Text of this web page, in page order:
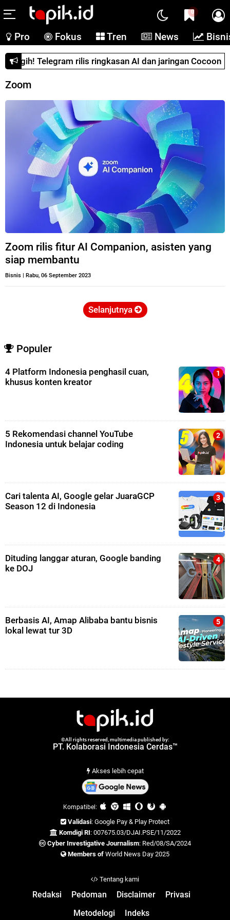
0
Pro Fokus Tren News
Canggih! Telegram rilis ringkasan AI dan jaringan Cocoon
Zoom
Zoom rilis fitur AI Companion, asisten yang
siap membantu
Bisnis | Rabu, 06 September 2023
Selanjutnya
Populer
4 Platform Indonesia penghasil cuan,
khusus konten kreator
5 Rekomendasi channel YouTube
Indonesia untuk belajar coding
Cari talenta AI, Google gelar JuaraGCP
Season 12 di Indonesia
Dituding langgar aturan, Google banding
ke DOJ
Berbasis AI, Amap Alibaba bantu bisnis
lokal lewat tur 3D
©All rights reserved, multimedia published by:
PT. Kolaborasi Indonesia Cerdas™
Akses lebih cepat
Kompatibel:
Validasi: Google Pay & Play Protect
Komdigi RI: 007675.03/DJAI.PSE/11/2022
Cyber Investigative Journalism: Red/08/SA/2024
Members of World News Day 2025
Tentang kami
Redaksi Pedoman Disclaimer
Privasi
Metodelogi
Indeks